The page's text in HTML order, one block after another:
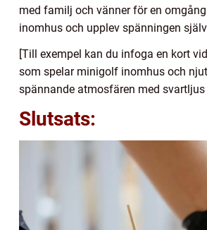
med familj och vänner för en
inomhus och upplev spänningen
[Till exempel kan du infoga en kort
som spelar minigolf inomhus och
spännande atmosfären med svartljus
Slutsats: